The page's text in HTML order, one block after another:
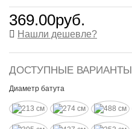
369.00руб.
Нашли дешевле?
ДОСТУПНЫЕ ВАРИАНТЫ
Диаметр батута